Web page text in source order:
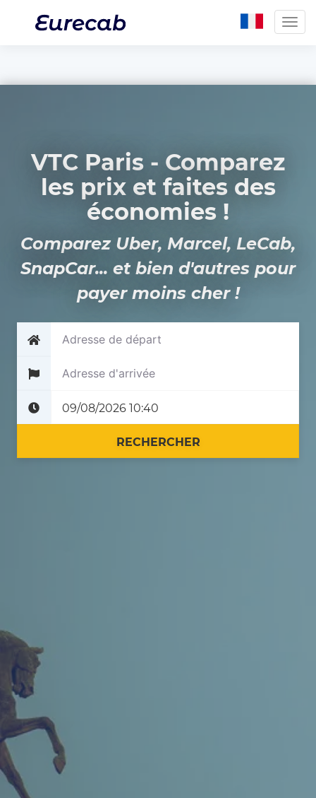
VTC Paris - Comparez
les prix et faites des
économies !
Comparez Uber, Marcel, LeCab,
SnapCar... et bien d'autres pour
payer moins cher !
RECHERCHER